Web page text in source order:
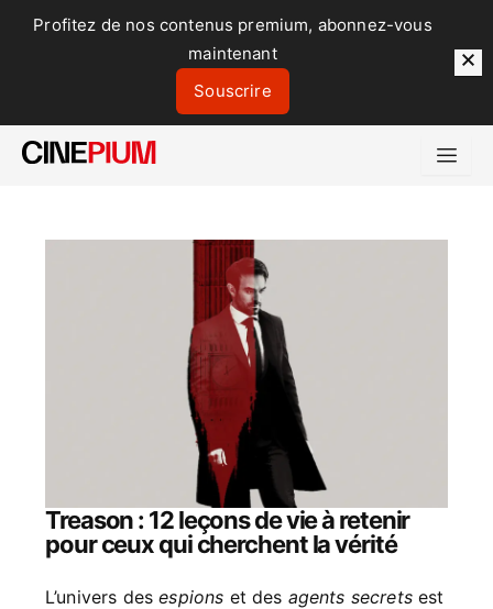
Treason : 12 leçons de vie à retenir
pour ceux qui cherchent la vérité
L’univers desespions et des agents secretsest
Profitez de nos contenus premium, abonnez-vous
maintenant
Souscrire